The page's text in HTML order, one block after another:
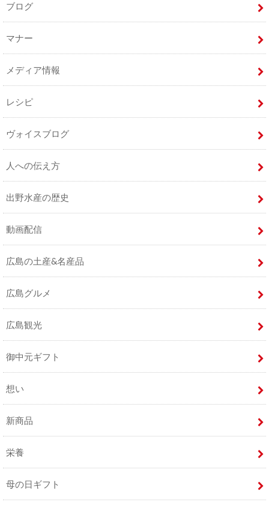
ブログ
マナー
メディア情報
レシピ
ヴォイスブログ
人への伝え方
出野水産の歴史
動画配信
広島の土産&名産品
広島グルメ
広島観光
御中元ギフト
想い
新商品
栄養
母の日ギフト